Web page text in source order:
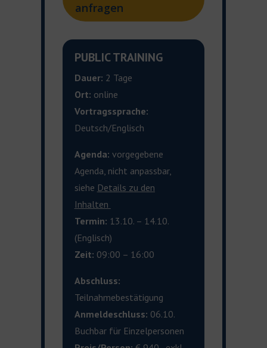
anfragen
PUBLIC TRAINING
Dauer: 2 Tage
Ort: online
Vortragssprache:
Deutsch/Englisch
Agenda: vorgegebene
Agenda, nicht anpassbar,
siehe Details zu den
Inhalten
Termin: 13.10. – 14.10.
(Englisch)
Zeit: 09:00 – 16:00
Abschluss:
Teilnahmebestätigung
Anmeldeschluss: 06.10.
Buchbar für Einzelpersonen